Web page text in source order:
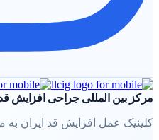
مرکز بین المللی جراحی افزایش قد
کلینیک عمل افزایش قد ایران به